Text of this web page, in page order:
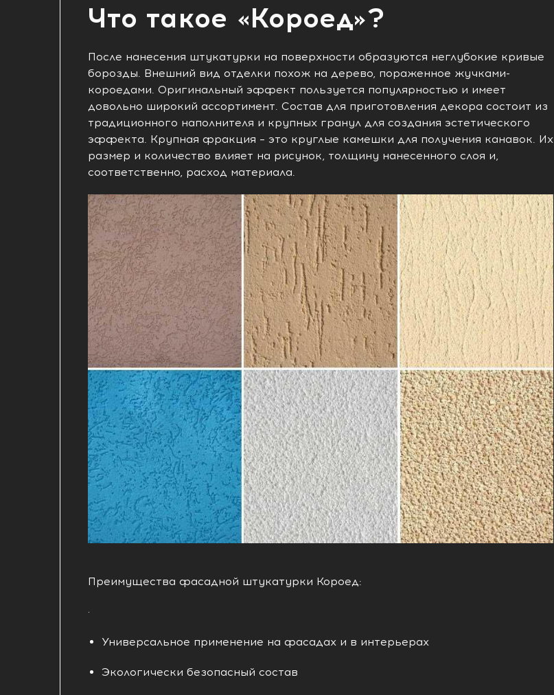
Что такое «Короед»?
После нанесения штукатурки на поверхности образуются неглубокие кривые
борозды. Внешний вид отделки похож на дерево, пораженное жучками-
короедами. Оригинальный эффект пользуется популярностью и имеет
довольно широкий ассортимент. Состав для приготовления декора состоит из
традиционного наполнителя и крупных гранул для создания эстетического
эффекта. Крупная фракция – это круглые камешки для получения канавок. Их
размер и количество влияет на рисунок, толщину нанесенного слоя и,
соответственно, расход материала.
Преимущества фасадной штукатурки Короед:
·
Универсальное применение на фасадах и в интерьерах
Экологически безопасный состав